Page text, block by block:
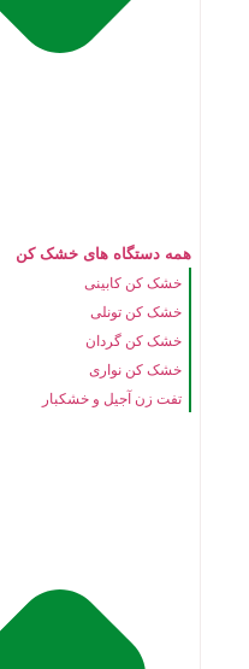
همه دستگاه های خشک کن
خشک کن کابینی
خشک کن تونلی
خشک کن گردان
خشک کن نواری
تفت زن آجیل و خشکبار